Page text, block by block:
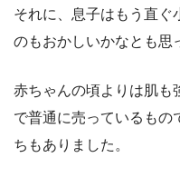
それに、息子はもう直ぐ
のもおかしいかなとも思
赤ちゃんの頃よりは肌も
で普通に売っているもの
ちもありました。